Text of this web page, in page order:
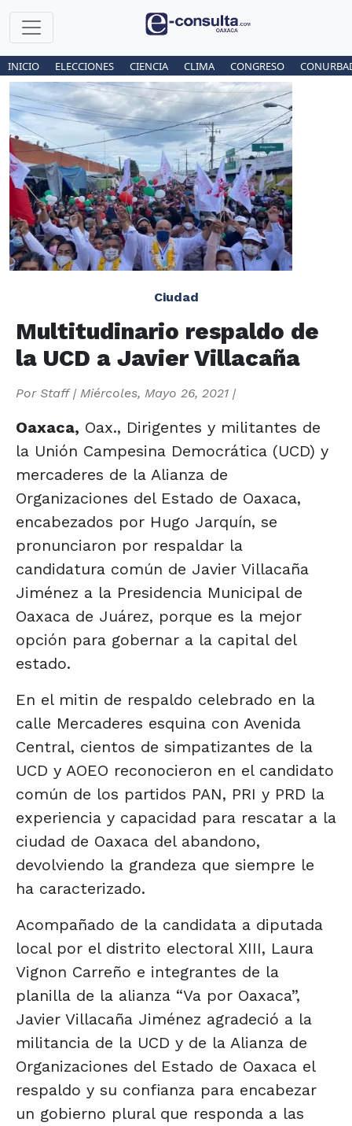
INICIO ELECCIONES CIENCIA CLIMA CONGRESO
Ciudad
Multitudinario respaldo de
la UCD a Javier Villacaña
Por Staff| Miércoles, Mayo 26, 2021 |
Oaxaca, Oax., Dirigentes y militantes de
la Unión Campesina Democrática (UCD) y
mercaderes de la Alianza de
Organizaciones del Estado de Oaxaca,
encabezados por Hugo Jarquín, se
pronunciaron por respaldar la
candidatura común de Javier Villacaña
Jiménez a la Presidencia Municipal de
Oaxaca de Juárez, porque es la mejor
opción para gobernar a la capital del
estado.
En el mitin de respaldo celebrado en la
calle Mercaderes esquina con Avenida
Central, cientos de simpatizantes de la
UCD y AOEO reconocieron en el candidato
común de los partidos PAN, PRI y PRD la
experiencia y capacidad para rescatar a la
ciudad de Oaxaca del abandono,
devolviendo la grandeza que siempre le
ha caracterizado.
Acompañado de la candidata a diputada
local por el distrito electoral XIII, Laura
Vignon Carreño e integrantes de la
planilla de la alianza “Va por Oaxaca”,
Javier Villacaña Jiménez agradeció a la
militancia de la UCD y de la Alianza de
Organizaciones del Estado de Oaxaca el
respaldo y su confianza para encabezar
un gobierno plural que responda a las